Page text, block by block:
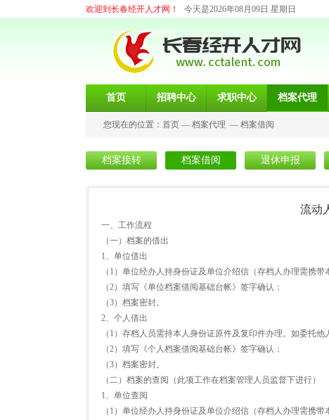
欢迎到长春经开人才网！ 今天是2026年08月09日 星期日
首页 招聘中心 求职中心 档案代理
您现在的位置： 首页 — 档案代理 — 档案借阅
档案接转 档案借阅 退休申报
流动
一、工作流程
（一）档案的借出
1、单位借出
（1）单位经办人持身份证及单位介绍信（存档人办理需携
（2）填写《单位档案借阅基础台帐》签字确认；
（3）档案密封。
2、个人借出
（1）存档人员需持本人身份证原件及复印件办理。如委托
（2）填写《个人档案借阅基础台帐》签字确认；
（3）档案密封。
（二）档案的查阅（此项工作在档案管理人员监督下进行）
1、单位查阅
（1）单位经办人持身份证及单位介绍信（存档人办理需携